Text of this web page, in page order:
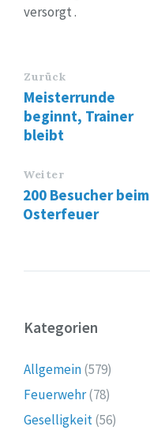
versorgt .
Zurück
Meisterrunde
beginnt, Trainer
bleibt
Weiter
200 Besucher beim
Osterfeuer
Kategorien
Allgemein(579)
Feuerwehr(78)
Geselligkeit(56)